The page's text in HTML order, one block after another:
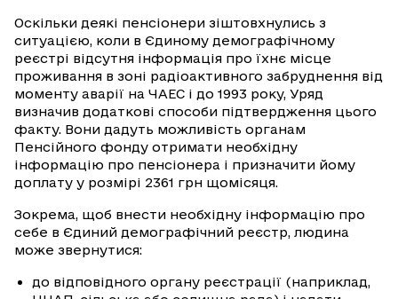
Оскільки деякі пенсіонери зіштовхнулись з
ситуацією, коли в Єдиному демографічному
реєстрі відсутня інформація про їхнє місце
проживання в зоні радіоактивного забруднення від
моменту аварії на ЧАЕС і до 1993 року, Уряд
визначив додаткові способи підтвердження цього
факту. Вони дадуть можливість органам
Пенсійного фонду отримати необхідну
інформацію про пенсіонера і призначити йому
доплату у розмірі 2361 грн щомісяця.
Зокрема, щоб внести необхідну інформацію про
себе в Єдиний демографічний реєстр, людина
може звернутися:
до відповідного органу реєстрації (наприклад,